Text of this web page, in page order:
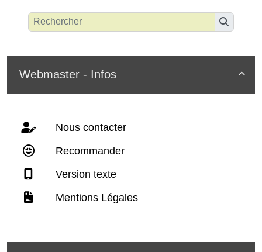

Webmaster - Infos
Nous contacter
Recommander
Version texte
Mentions Légales